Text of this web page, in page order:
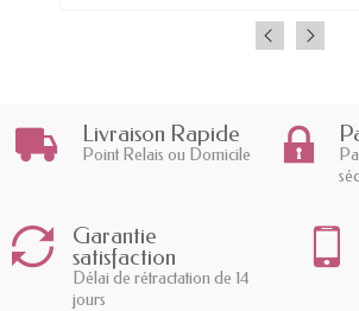
Livraison Rapide
Point Relais ou Domicile
Garantie
satisfaction
Délai de rétractation de 14
jours